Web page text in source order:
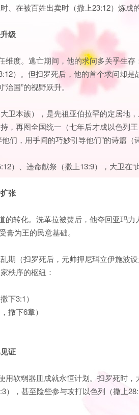
、在被百姓出卖时（撒上23:12）炼成的
级
维度。逃亡期间，他的求问多关乎生存
）。但扫罗死后，他的首个求问却
国”的视野跃升。
卫本族），是先祖亚伯拉罕的定居地
再图全国统一（七年后才成以色列
们，用手间的巧妙引导他们”的诗篇（
）、违命献祭（撒上13:9），大卫在“
张
的转化。洗革拉被焚后，他夺回亚玛
为王的民意基础。
期（扫罗死后，元帅押尼珥立伊施波
秩序的枢纽：
下3:1）
撒下6章）
证
用软弱器皿成就永恒计划。扫罗死时
），甚至险些参与攻打以色列（撒上